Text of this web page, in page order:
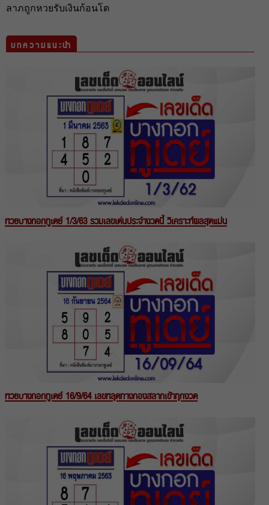
ลาภถูกหวยรับเงินก้อนโต
บทความแนะนำ
หวยบางกอกทูเดย์ 1/3/63 รวมเลขเด่นประจำงวดนี้ วิเคราะห์ผลสุดแม่น
หวยบางกอกทูเดย์ 16/9/64 เลขหลุดทางกองสลากเข้าทุกงวด